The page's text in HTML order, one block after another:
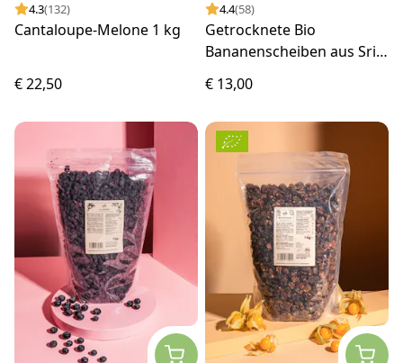
4.3(132)
Cantaloupe-Melone 1 kg
€ 22,50
4.4(58)
Getrocknete Bio
Bananenscheiben aus Sri
Lanka 1 kg
€ 13,00